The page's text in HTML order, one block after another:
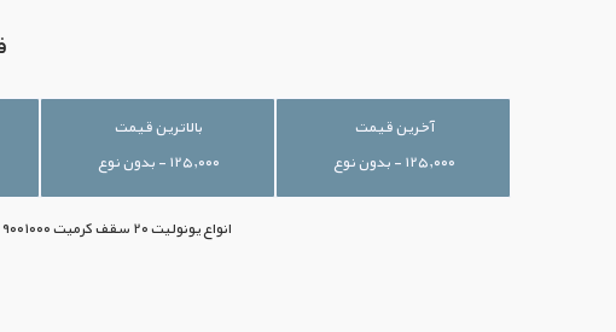
آخرین قیمت
۱۲۵,۰۰۰ - بدون نوع
بالاترین قیمت
۱۲۵,۰۰۰ - بدون نوع